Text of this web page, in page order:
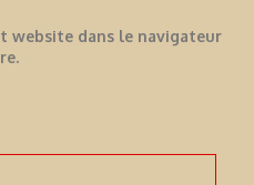
website dans le navigateur